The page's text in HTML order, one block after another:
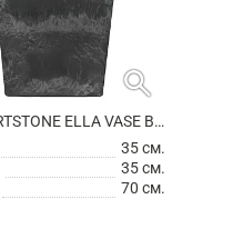
search
КАШПО ARTSTONE ELLA VASE BLACK
35 см.
35 см.
70 см.